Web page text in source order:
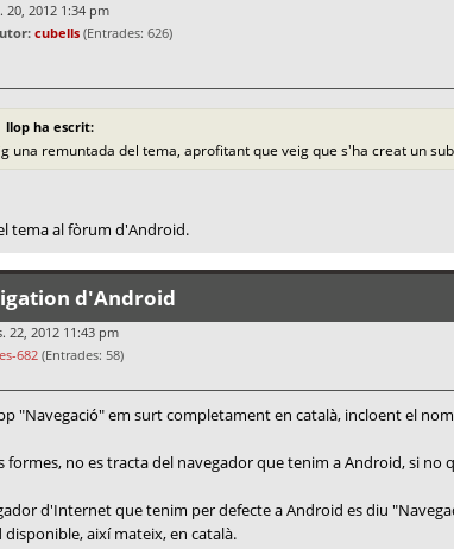
20, 2012 1:34 pm
cubells (Entrades: 626)
llop ha escrit:
una remuntada del tema, aprofitant que veig que s'ha creat un
tema al fòrum d'Android.
d'Android
22, 2012 11:43 pm
682 (Entrades: 58)
"Navegació" em surt completament en català, incloent el
formes, no es tracta del navegador que tenim a Android, si no
d'Internet que tenim per defecte a Android es diu
així mateix, en català.